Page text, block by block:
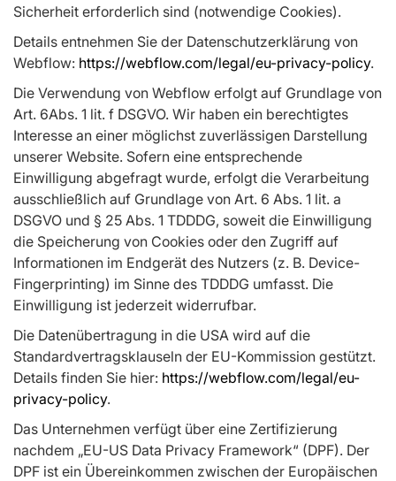
Sicherheit erforderlich sind (notwendige Cookies).
Details entnehmen Sie der Datenschutzerklärung von
Webflow: https://webflow.com/­legal/eu-privacy-policy.
Die Verwendung von Webflow erfolgt auf Grundlage von
Art. 6Abs. 1 lit. f DSGVO. Wir haben ein berechtigtes
Interesse an einer möglichst zuverlässigen Darstellung
unserer Website. Sofern eine entsprechende
Einwilligung abgefragt wurde, erfolgt die Verarbeitung
ausschließlich auf Grundlage von Art. 6 Abs. 1 lit. a
DSGVO und § 25 Abs. 1 TDDDG, soweit die Einwilligung
die Speicherung von Cookies oder den Zugriff auf
Informationen im Endgerät des Nutzers (z. B. Device-
Fingerprinting) im Sinne des TDDDG umfasst. Die
Einwilligung ist jederzeit widerrufbar.
Die Datenübertragung in die USA wird auf die
Standardvertragsklauseln der EU-Kommission gestützt.
Details finden Sie hier: https://webflow.com/legal/eu-
privacy-policy.
Das Unternehmen verfügt über eine Zertifizierung
nachdem „EU-US Data Privacy Framework“ (DPF). Der
DPF ist ein Übereinkommen zwischen der Europäischen